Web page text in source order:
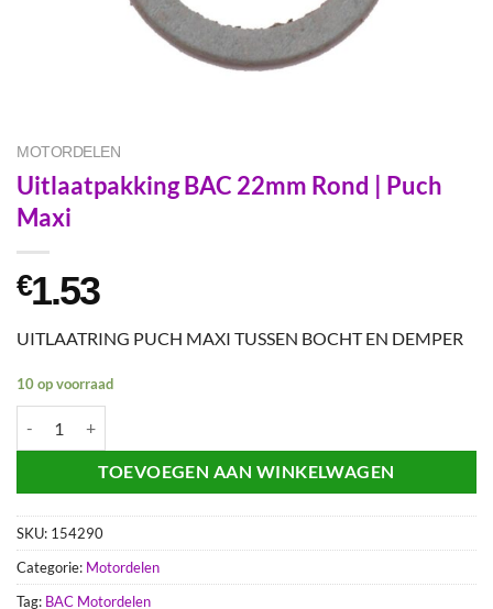
MOTORDELEN
Uitlaatpakking BAC 22mm Rond | Puch
Maxi
€1.53
UITLAATRING PUCH MAXI TUSSEN BOCHT EN DEMPER
10 op voorraad
TOEVOEGEN AAN WINKELWAGEN
SKU: 154290
Categorie: Motordelen
Tag: BAC Motordelen